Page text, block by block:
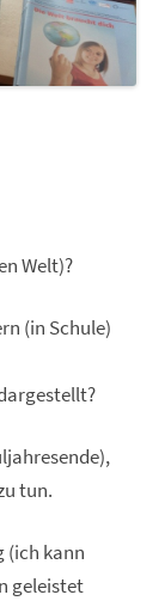
Welt)?
(in Schule)
tun.
(ich kann
geleistet